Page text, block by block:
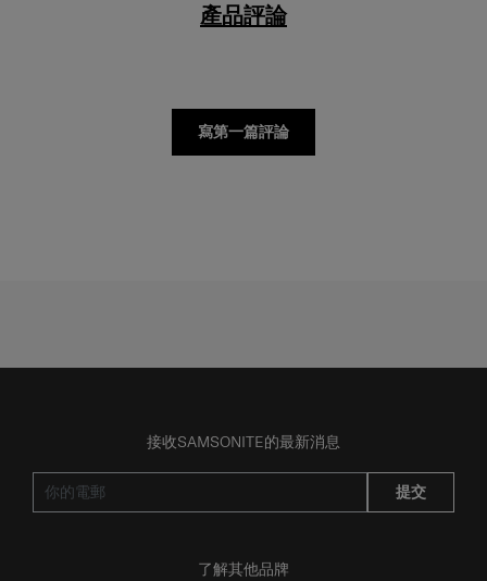
產品評論
寫第一篇評論
接收SAMSONITE的最新消息
提交
了解其他品牌